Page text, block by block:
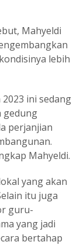
Mahyeldi
lebih
ini sedang
gedung
perjanjian
Mahyeldi.
yang akan
itu juga
guru-
yang jadi
bertahap